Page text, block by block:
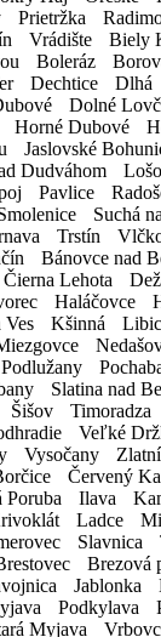
Po jej
Prietržka
Vrádište Biely
Boleráz
Dechtice Dlhá
Dolné
Horné Dubové
Jaslovské
Dudváhom
Pavlice
Suchá
Trstín
Bánovce nad
Čierna Lehota
Haláčovce
Ves Kšinná
Podlužany
Slatina nad
Šišov Timoradza
Veľké
Vysočany
Červený
Poruba Ilava
Ladce
Slavnica
Brezová
Jablonka
Podkylava
Myjava
Prietržka
Vrádište Biely
Boleráz
Dechtice Dlhá
Dolné
Horné Dubové
Jaslovské
Dudváhom
Pavlice
Suchá
Trstín
Bánovce nad
Čierna Lehota
Haláčovce
Ves Kšinná
Podlužany
Slatina nad
Šišov Timoradza
Veľké
Vysočany
Červený
Poruba Ilava
Ladce
Slavnica
Brezová
Jablonka
Podkylava
Myjava